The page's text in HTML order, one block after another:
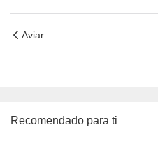
Aviar
Recomendado para ti